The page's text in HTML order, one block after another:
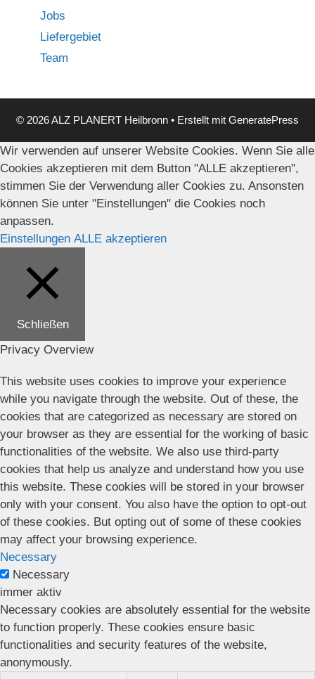
Jobs
Liefergebiet
Team
© 2026 ALZ PLANERT Heilbronn • Erstellt mit GeneratePress
Wir verwenden auf unserer Website Cookies. Wenn Sie alle
Cookies akzeptieren mit dem Button "ALLE akzeptieren",
stimmen Sie der Verwendung aller Cookies zu. Ansonsten
können Sie unter "Einstellungen" die Cookies noch
anpassen.
Einstellungen ALLE akzeptieren
Schließen
Privacy Overview
This website uses cookies to improve your experience
while you navigate through the website. Out of these, the
cookies that are categorized as necessary are stored on
your browser as they are essential for the working of basic
functionalities of the website. We also use third-party
cookies that help us analyze and understand how you use
this website. These cookies will be stored in your browser
only with your consent. You also have the option to opt-out
of these cookies. But opting out of some of these cookies
may affect your browsing experience.
Necessary
Necessary
immer aktiv
Necessary cookies are absolutely essential for the website
to function properly. These cookies ensure basic
functionalities and security features of the website,
anonymously.